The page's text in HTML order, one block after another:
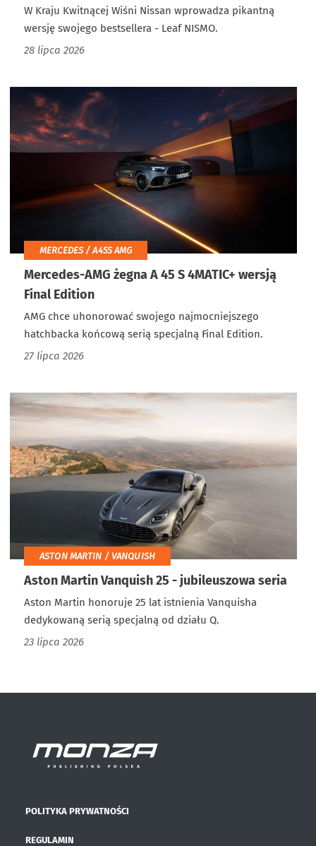
W Kraju Kwitnącej Wiśni Nissan wprowadza pikantną
wersję swojego bestsellera - Leaf NISMO.
28 lipca 2026
MERCEDES / A45S AMG
Mercedes-AMG żegna A 45 S 4MATIC+ wersją
Final Edition
AMG chce uhonorować swojego najmocniejszego
hatchbacka końcową serią specjalną Final Edition.
27 lipca 2026
ASTON MARTIN / VANQUISH
Aston Martin Vanquish 25 - jubileuszowa seria
Aston Martin honoruje 25 lat istnienia Vanquisha
dedykowaną serią specjalną od działu Q.
23 lipca 2026
POLITYKA PRYWATNOŚCI
REGULAMIN